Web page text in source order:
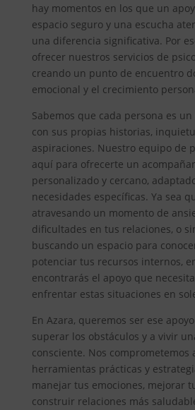
hay momentos en los que un
espacio seguro y una escucha
una diferencia significativa. Por
ofrecer nuestros servicios de
creando un punto de encuentro
emocional y el crecimiento
Sabemos que cada persona es
con sus propias historias,
aspiraciones. Nuestro equipo de
aquí para ofrecerte un
personalizado y cercano,
necesidades específicas. Ya sea
atravesando un momento de
dificultades en tus relaciones, o
buscando un espacio para
potenciar tus recursos internos,
encontrarás el apoyo que
enfrentar estas situaciones en
En Azara, queremos ser ese
superar los obstáculos y a vivir
consciente. Nos comprometemos
herramientas prácticas y
manejar tus emociones, mejorar
construir relaciones más